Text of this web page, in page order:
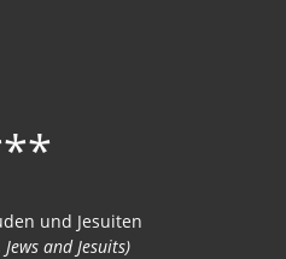
und Jesuiten
and Jesuits)